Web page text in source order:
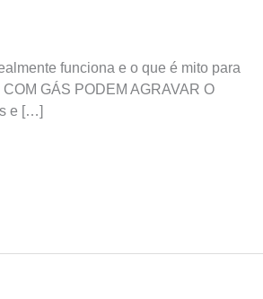
funciona e o que é mito para
GÁS PODEM AGRAVAR O
e […]